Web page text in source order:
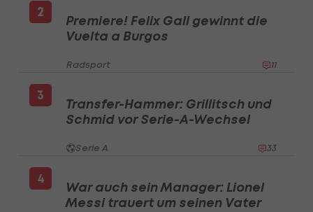
2
Premiere! Felix Gall gewinnt die
Vuelta a Burgos
Radsport 11
3
Transfer-Hammer: Grillitsch und
Schmid vor Serie-A-Wechsel
Serie A 33
4
War auch sein Manager: Lionel
Messi trauert um seinen Vater